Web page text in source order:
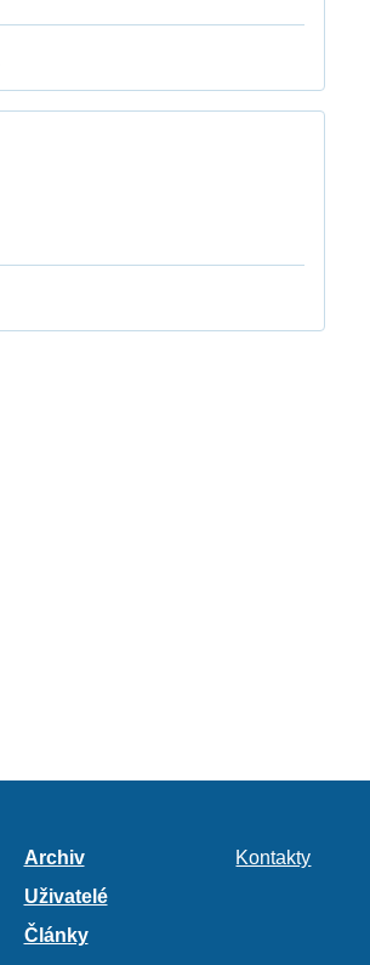
Archiv
Uživatelé
Články
Kontakty